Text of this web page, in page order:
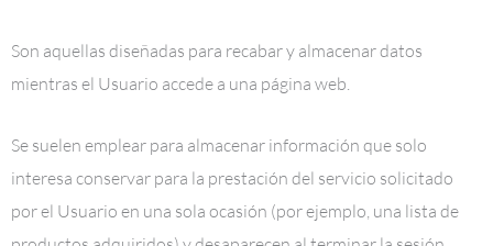
Son aquellas diseñadas para recabar y almacenar datos
mientras el Usuario accede a una página web.
Se suelen emplear para almacenar información que solo
interesa conservar para la prestación del servicio solicitado
por el Usuario en una sola ocasión (por ejemplo, una lista de